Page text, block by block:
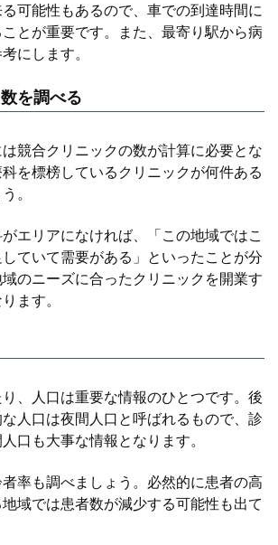
可能性もあるので、車での到達時間に
とが重要です。また、最寄り駅から病
にします。
を調べる
競合クリニックの数が計算に必要とな
を標榜しているクリニックが何件ある
。
エリアになければ、「この地域ではこ
ていて需要がある」といったことが分
のニーズに合ったクリニックを開業す
ます。
、人口は重要な情報のひとつです。後
人口は夜間人口と呼ばれるもので、診
口も大事な情報となります。
率も調べましょう。必然的に患者の高
域では患者数が減少する可能性も出て